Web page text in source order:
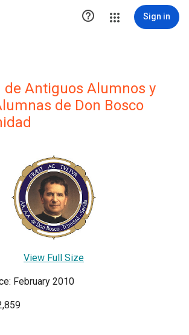
 Sign in
de Antiguos Alumnos y
de Don Bosco
View Full Size
February 2010